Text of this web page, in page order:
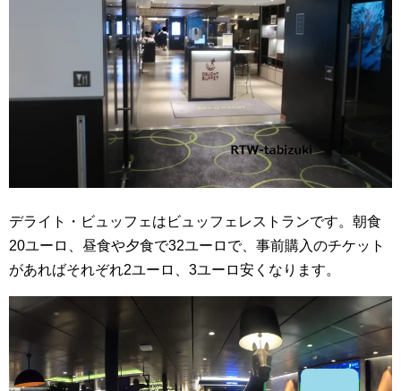
デライト・ビュッフェはビュッフェレストランです。朝食
20ユーロ、昼食や夕食で32ユーロで、事前購入のチケット
があればそれぞれ2ユーロ、3ユーロ安くなります。